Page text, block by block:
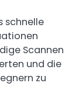
schnelle
Scannen
und die
zu